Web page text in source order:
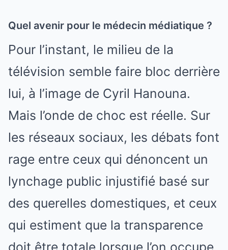
Quel avenir pour le médecin médiatique ?
Pour l’instant, le milieu de la
télévision semble faire bloc derrière
lui, à l’image de Cyril Hanouna.
Mais l’onde de choc est réelle. Sur
les réseaux sociaux, les débats font
rage entre ceux qui dénoncent un
lynchage public injustifié basé sur
des querelles domestiques, et ceux
qui estiment que la transparence
doit être totale lorsque l’on occupe